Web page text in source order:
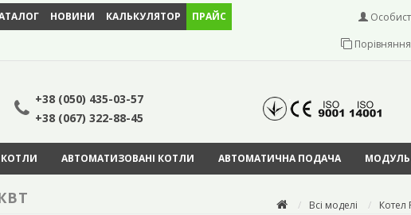
НОВИНИ КАЛЬКУЛЯТОР ПРАЙС
Порівняння
+38 (050) 435-03-57
+38 (067) 322-88-45
КОТЛИ АВТОМАТИЗОВАНІ КОТЛИ АВТОМАТИЧНА ПОДАЧА
Всі моделі Котел